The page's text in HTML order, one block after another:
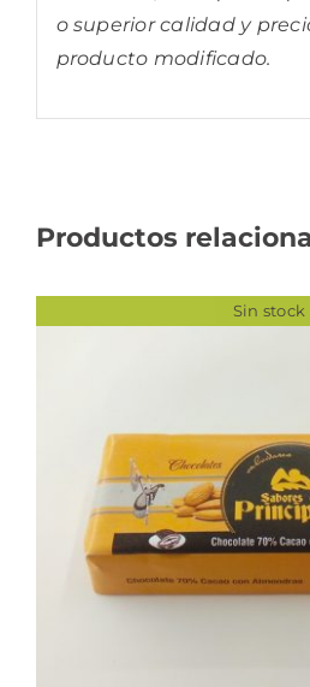
o superior calidad y
producto modificado.
Productos
Sin stock
DETALLES